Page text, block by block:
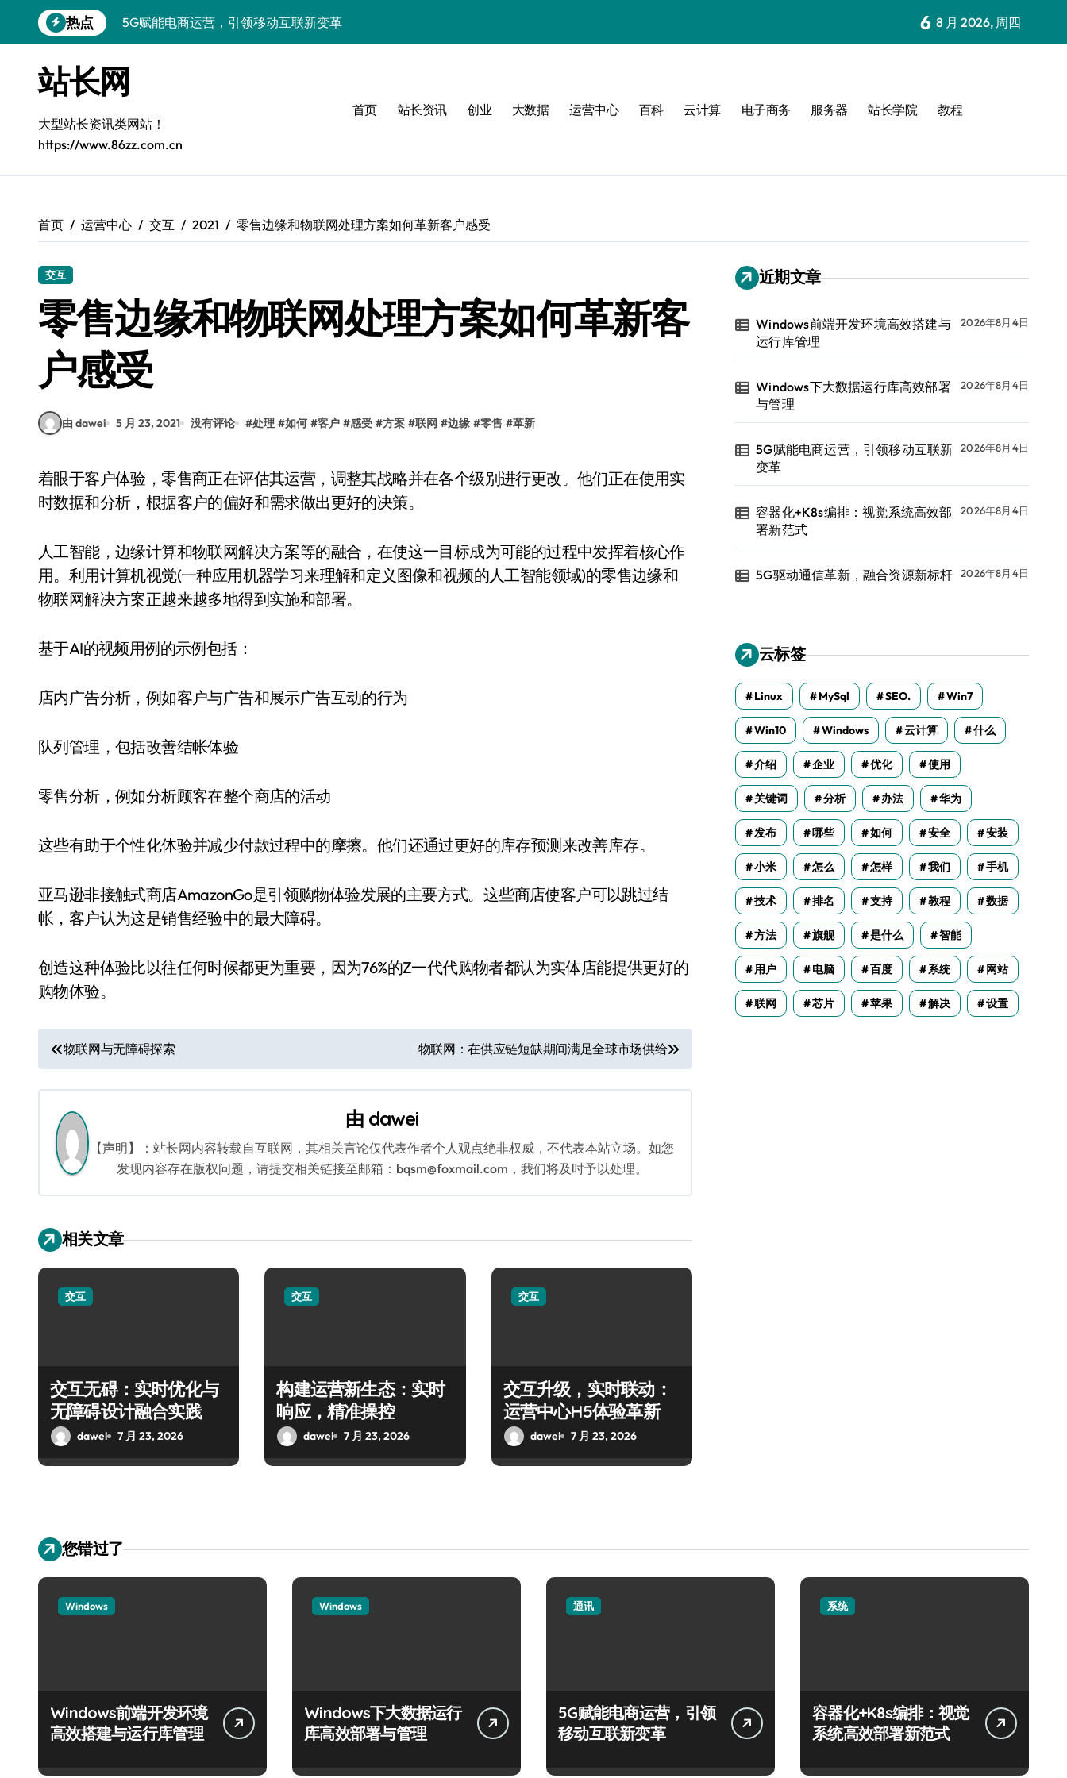
到
热点
5G赋能电商运营，引领移动互联新变革
5G驱动通信革新，融合资源新标杆
5G引领新时代，中国科技领跑全球
容器化多媒体服务架构优化实践
5G驱动通讯革新，客户端开发迈入移动互联新时代
5G赋能，iOS通讯提速新时代
6 8 月 2026, 周四
站长网
大型站长资讯类网站！
https://www.86zz.com.cn
首页 站长资讯 创业 大数据 运营中心 百科 云计算 电子商务 服务器 站长学院 教程
首页 运营中心 交互 2021 零售边缘和物联网处理方案如何革新客户感受
交互
零售边缘和物联网处理方案如何革新客
户感受
由 dawei 5 月 23, 2021 没有评论 #处理 #如何 #客户 #感受 #方案 #联网 #边缘 #零售 #革新
着眼于客户体验，零售商正在评估其运营，调整其战略并在各个级别进行更改。他们正在使用实
时数据和分析，根据客户的偏好和需求做出更好的决策。
人工智能，边缘计算和物联网解决方案等的融合，在使这一目标成为可能的过程中发挥着核心作
用。利用计算机视觉(一种应用机器学习来理解和定义图像和视频的人工智能领域)的零售边缘和
物联网解决方案正越来越多地得到实施和部署。
基于AI的视频用例的示例包括：
店内广告分析，例如客户与广告和展示广告互动的行为
队列管理，包括改善结帐体验
零售分析，例如分析顾客在整个商店的活动
这些有助于个性化体验并减少付款过程中的摩擦。他们还通过更好的库存预测来改善库存。
亚马逊非接触式商店AmazonGo是引领购物体验发展的主要方式。这些商店使客户可以跳过结
帐，客户认为这是销售经验中的最大障碍。
创造这种体验比以往任何时候都更为重要，因为76%的Z一代代购物者都认为实体店能提供更好的
购物体验。
文
章
导
航
物联网与无障碍探索 物联网：在供应链短缺期间满足全球市场供给
由 dawei
【声明】：站长网内容转载自互联网，其相关言论仅代表作者个人观点绝非权威，不代表本站立场。如您
发现内容存在版权问题，请提交相关链接至邮箱：bqsm@foxmail.com，我们将及时予以处理。
相关文章
交互
交互无碍：实时优化与
无障碍设计融合实践
dawei 7 月 23, 2026
交互
构建运营新生态：实时
响应，精准操控
dawei 7 月 23, 2026
交互
交互升级，实时联动：
运营中心H5体验革新
dawei 7 月 23, 2026
近期文章
Windows前端开发环境高效搭建与
运行库管理
2026年8月4日
Windows下大数据运行库高效部署
与管理
2026年8月4日
5G赋能电商运营，引领移动互联新
变革
2026年8月4日
容器化+K8s编排：视觉系统高效部
署新范式
2026年8月4日
5G驱动通信革新，融合资源新标杆 2026年8月4日
云标签
Linux MySql SEO. Win7
Win10 Windows 云计算 什么
介绍 企业 优化 使用
关键词 分析 办法 华为
发布 哪些 如何 安全 安装
小米 怎么 怎样 我们 手机
技术 排名 支持 教程 数据
方法 旗舰 是什么 智能
用户 电脑 百度 系统 网站
联网 芯片 苹果 解决 设置
您错过了
Windows
Windows前端开发环境
高效搭建与运行库管理
Windows
Windows下大数据运行
库高效部署与管理
通讯
5G赋能电商运营，引领
移动互联新变革
系统
容器化+K8s编排：视觉
系统高效部署新范式